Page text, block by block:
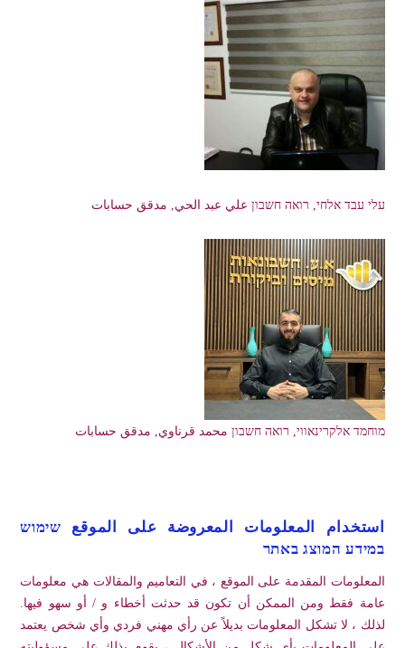
עלי עבד אלחי, רואה חשבון علي عبد الحي, مدقق حسابات
מוחמד אלקרינאווי, רואה חשבון محمد قرناوي, مدقق حسابات
استخدام المعلومات المعروضة على الموقع שימוש
במידע המוצג באתר
المعلومات المقدمة على الموقع ، في التعاميم والمقالات هي معلومات
عامة فقط ومن الممكن أن تكون قد حدثت أخطاء و / أو سهو فيها.
لذلك ، لا تشكل المعلومات بديلاً عن رأي مهني فردي وأي شخص يعتمد